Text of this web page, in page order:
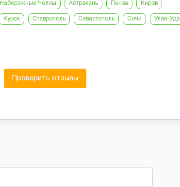
Набережные Челны Астрахань Пенза Киров
Курск Ставрополь Севастополь Сочи Улан-Удэ
Проверить отзывы